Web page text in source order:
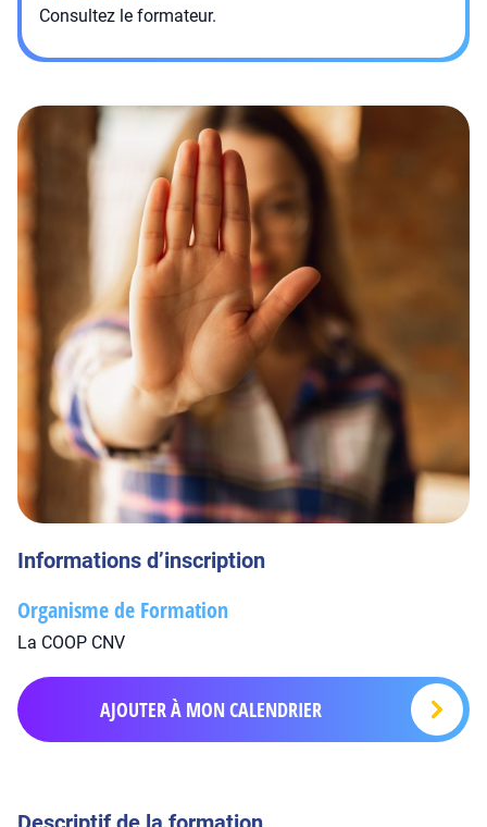
Consultez le formateur.
Informations d’inscription
Organisme de Formation
La COOP CNV
AJOUTER À MON CALENDRIER